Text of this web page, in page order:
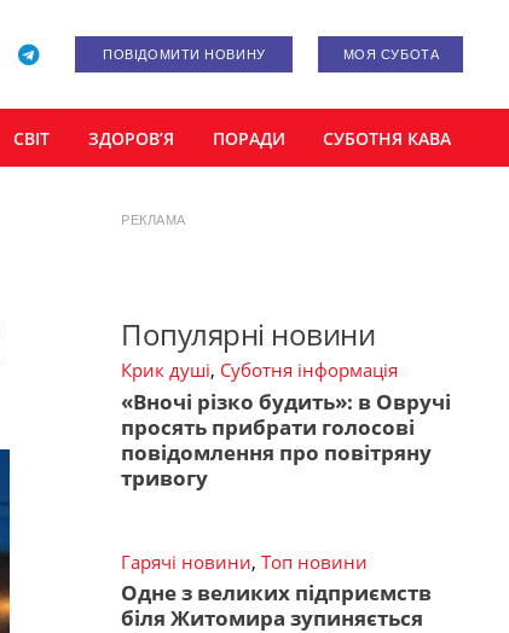
ПОВІДОМИТИ НОВИНУ МОЯ СУБОТА
СВІТ ЗДОРОВ’Я ПОРАДИ СУБОТНЯ КАВА
РЕКЛАМА
Популярні новини
Крик душі, Суботня інформація
«Вночі різко будить»: в Овручі
просять прибрати голосові
повідомлення про повітряну
тривогу
Гарячі новини, Топ новини
Одне з великих підприємств
біля Житомира зупиняється